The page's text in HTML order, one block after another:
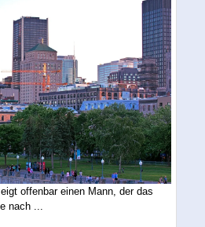
offenbar einen Mann, der das
nach ...